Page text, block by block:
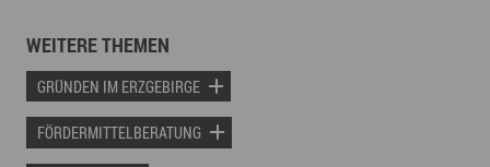
WEITERE THEMEN
GRÜNDEN IM ERZGEBIRGE
FÖRDERMITTELBERATUNG